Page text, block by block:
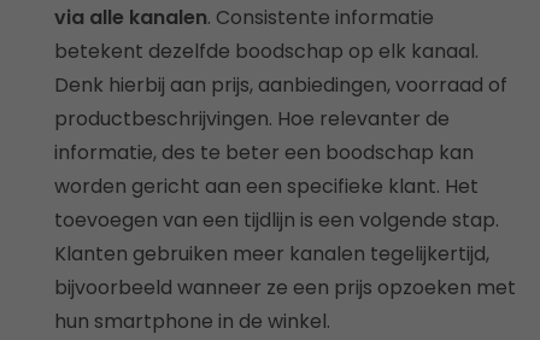
via alle kanalen. Consistente informatie
betekent dezelfde boodschap op elk kanaal.
Denk hierbij aan prijs, aanbiedingen, voorraad of
productbeschrijvingen. Hoe relevanter de
informatie, des te beter een boodschap kan
worden gericht aan een specifieke klant. Het
toevoegen van een tijdlijn is een volgende stap.
Klanten gebruiken meer kanalen tegelijkertijd,
bijvoorbeeld wanneer ze een prijs opzoeken met
hun smartphone in de winkel.